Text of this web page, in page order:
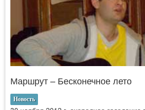
Маршрут – Бесконечное лето
Новость